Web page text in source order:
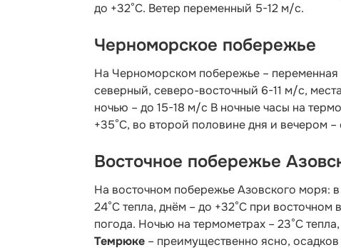
до +32°C. Ветер переменный 5-12 м/с.
Черноморское побережье
На Черноморском побережье – переменная
северный, северо-восточный 6-11 м/с,
ночью – до 15-18 м/с В ночные часы на
+35°С, во второй половине дня и вечером –
Восточное побережье
На восточном побережье Азовского моря: в
24°С тепла, днём – до +32°С при восточном
погода. Ночью на термометрах – 23°С
Темрюке – преимущественно ясно,